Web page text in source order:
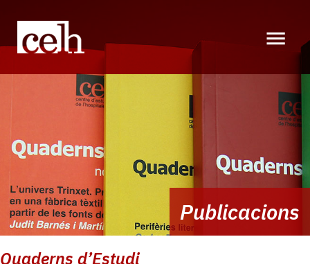
contingut
Publicacions
Navegació
Quaderns d’Estudi